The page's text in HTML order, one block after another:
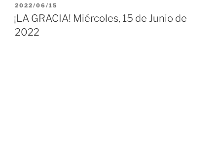
PUBLICADO
EL
2022/06/15
¡LA GRACIA! Miércoles, 15 de Junio de
2022